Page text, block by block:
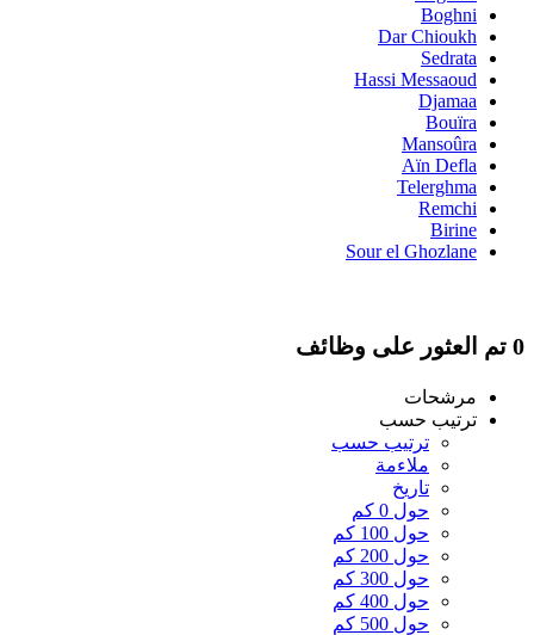
Boghni
Dar Chioukh
Sedrata
Hassi Messaoud
Djamaa
Bouïra
Mansoûra
Aïn Defla
Telerghma
Remchi
Birine
Sour el Ghozlane
0 تم العثور على وظائف
مرشحات
ترتيب حسب
ترتيب حسب
ملاءمة
تاريخ
حول 0 كم
حول 100 كم
حول 200 كم
حول 300 كم
حول 400 كم
حول 500 كم